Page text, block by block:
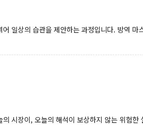
일상의 습관을 제안하는 과정입니다. 방역 마
시장이, 오늘의 해석이 보상하지 않는 위험한